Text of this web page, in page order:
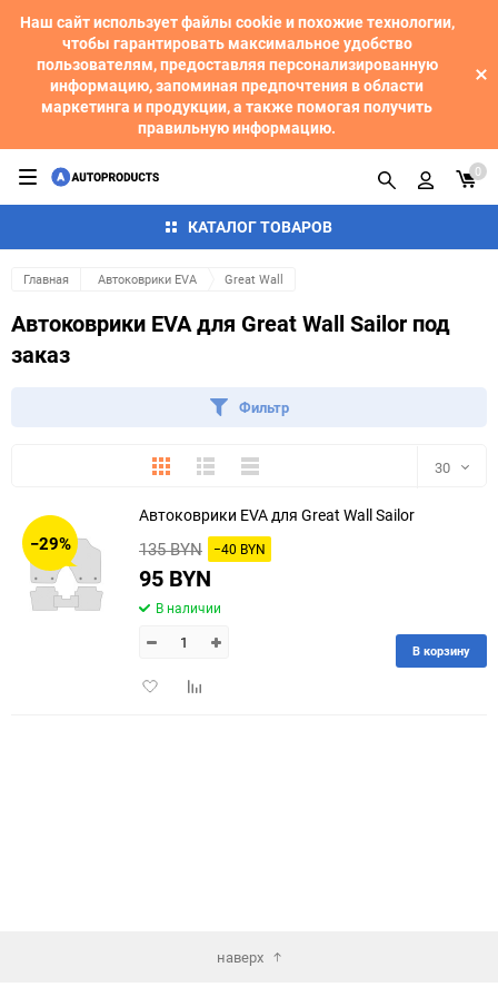
Наш сайт использует файлы cookie и похожие технологии,
чтобы гарантировать максимальное удобство
пользователям, предоставляя персонализированную
информацию, запоминая предпочтения в области
маркетинга и продукции, а также помогая получить
правильную информацию.
КАТАЛОГ ТОВАРОВ
0
Главная Автоковрики EVA Great Wall
Автоковрики EVA для Great Wall Sailor под
заказ
Фильтр
ПлиткаПодробноКомпактно 30
150
−29%
Автоковрики EVA для Great Wall Sailor
135 BYN −40 BYN
95 BYN
В наличии
ДобавитьДобавить
В корзину
наверх